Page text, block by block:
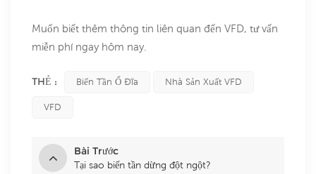
Muốn biết thêm thông tin liên quan đến VFD, tư vấn
miễn phí ngay hôm nay.
THẺ : Biến Tần Ổ Đĩa Nhà Sản Xuất VFD
VFD
Bài Trước
Tại sao biến tần dừng đột ngột?